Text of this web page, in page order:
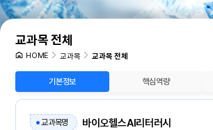
교과목 전체
HOME 교과목 교과목 전체
기본정보 핵심역량
교과목명 바이오헬스AI리터러시